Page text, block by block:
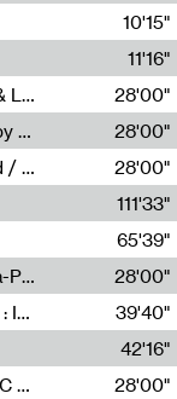
10'15"
11'16"
Radia Show #1111 : Schisma Gulf, Isogloss & Lament For The Old Clock By Harvey Young / Resonance
28'00"
Radia Show #1110 : Freeze, Asian Archive by Avita Maheen / Radio Worm
28'00"
Radia Show #1109 : Funfair by Marius David / JET FM
28'00"
111'33"
Sarah Tritz,Elene Lapiashivili,Justin Marconnet,Mateo Cuche,Esther Lechevalier,Suzie Lecroart,Romance Castelet
65'39"
Radia Show #1108 : as or another by Jukka-Pekka Kervinen / Rádio Zero
28'00"
Sous le paysage - Habiter les éléments #3 : Interprétations, rituels et symboliques des éléments
39'40"
42'16"
Radia Show #1107 : Art's Birthday 26 at ESC - Medien Kunst Labor
28'00"